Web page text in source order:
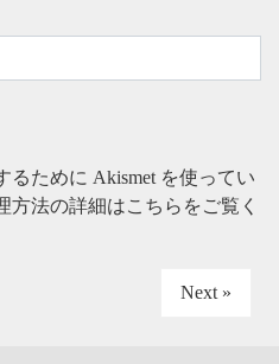
るために Akismet を使ってい
方法の詳細はこちらをご覧く
Next »